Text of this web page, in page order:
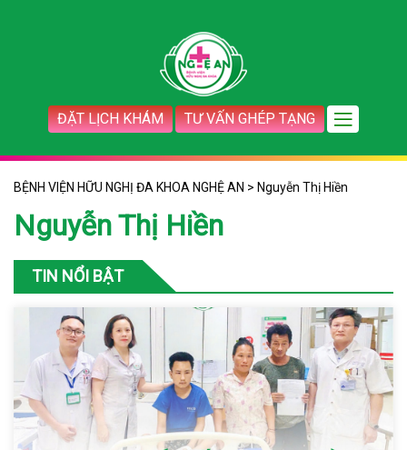
ĐẶT LỊCH KHÁM TƯ VẤN GHÉP TẠNG
BỆNH VIỆN HỮU NGHỊ ĐA KHOA NGHỆ AN > Nguyễn Thị Hiền
Nguyễn Thị Hiền
TIN NỔI BẬT